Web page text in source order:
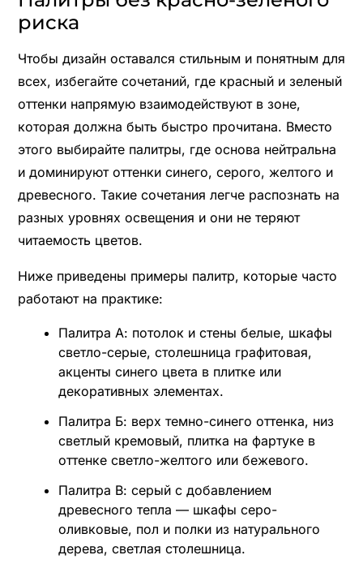
риска
Чтобы дизайн оставался стильным и понятным для
всех, избегайте сочетаний, где красный и зеленый
оттенки напрямую взаимодействуют в зоне,
которая должна быть быстро прочитана. Вместо
этого выбирайте палитры, где основа нейтральна
и доминируют оттенки синего, серого, желтого и
древесного. Такие сочетания легче распознать на
разных уровнях освещения и они не теряют
читаемость цветов.
Ниже приведены примеры палитр, которые часто
работают на практике:
Палитра А: потолок и стены белые, шкафы
светло-серые, столешница графитовая,
акценты синего цвета в плитке или
декоративных элементах.
Палитра Б: верх темно-синего оттенка, низ
светлый кремовый, плитка на фартуке в
оттенке светло-желтого или бежевого.
Палитра В: серый с добавлением
древесного тепла — шкафы серо-
оливковые, пол и полки из натурального
дерева, светлая столешница.